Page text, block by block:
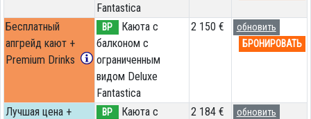
Fantastica
Бесплатный
апгрейд кают +
Premium Drinks
BP
Каюта с
балконом c
ограниченным
видом Deluxe
Fantastica
2 150 €
обновить
БРОНИРОВАТЬ
Лучшая цена +
BP
Каюта с
2 184 €
обновить